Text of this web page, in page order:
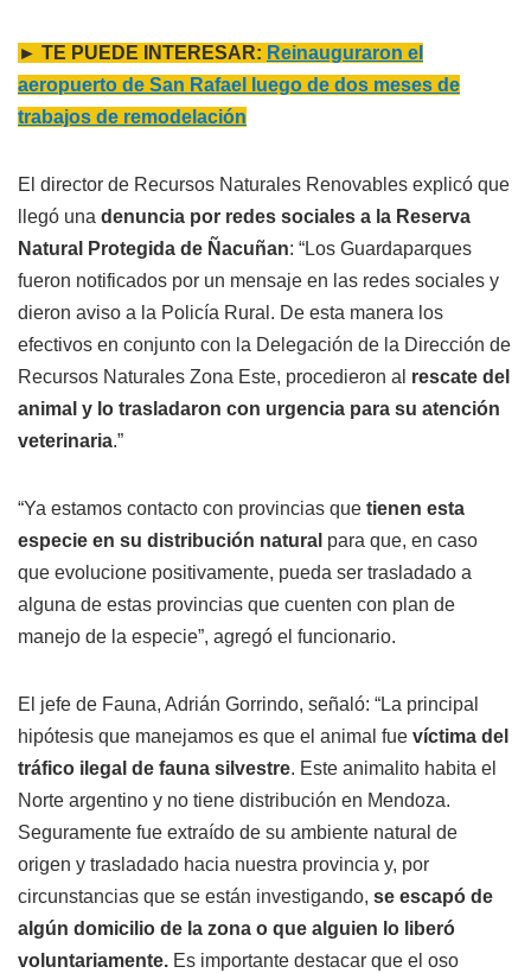
► TE PUEDE INTERESAR: Reinauguraron el
aeropuerto de San Rafael luego de dos meses de
trabajos de remodelación
El director de Recursos Naturales Renovables explicó que
llegó una denuncia por redes sociales a la Reserva
Natural Protegida de Ñacuñan: “Los Guardaparques
fueron notificados por un mensaje en las redes sociales y
dieron aviso a la Policía Rural. De esta manera los
efectivos en conjunto con la Delegación de la Dirección de
Recursos Naturales Zona Este, procedieron al rescate del
animal y lo trasladaron con urgencia para su atención
veterinaria.”
“Ya estamos contacto con provincias que tienen esta
especie en su distribución natural para que, en caso
que evolucione positivamente, pueda ser trasladado a
alguna de estas provincias que cuenten con plan de
manejo de la especie”, agregó el funcionario.
El jefe de Fauna, Adrián Gorrindo, señaló: “La principal
hipótesis que manejamos es que el animal fue víctima del
tráfico ilegal de fauna silvestre. Este animalito habita el
Norte argentino y no tiene distribución en Mendoza.
Seguramente fue extraído de su ambiente natural de
origen y trasladado hacia nuestra provincia y, por
circunstancias que se están investigando, se escapó de
algún domicilio de la zona o que alguien lo liberó
voluntariamente. Es importante destacar que el oso